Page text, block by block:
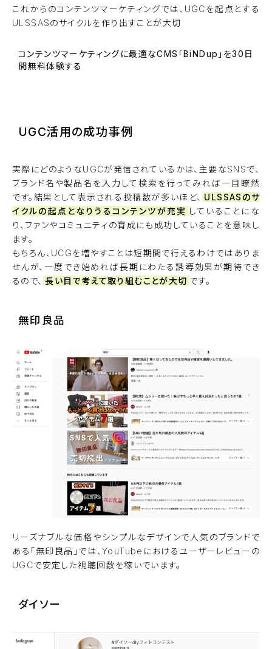
これからのコンテンツマーケティングでは、UGCを起点とする
ULSSASのサイクルを作り出すことが大切
コンテンツマーケティングに最適なCMS「BiNDup」を30日
間無料体験する
UGC活用の成功事例
実際にどのようなUGCが発信されているかは、主要なSNSで、
ブランド名や製品名を入力して検索を行ってみれば一目瞭然
です。結果として表示される投稿数が多いほど、 ULSSASのサ
イクルの起点となりうるコンテンツが充実 していることにな
り、ファンやコミュニティの育成にも成功していることを意味し
ます。
もちろん、UCGを増やすことは短期間で行えるわけではありま
せんが、一度でき始めれば長期にわたる誘導効果が期待でき
るので、 長い目で考えて取り組むことが大切 です。
無印良品
リーズナブルな価格やシンプルなデザインで人気のブランドで
ある「無印良品 」では、YouTubeにおけるユーザーレビューの
UGCで安定した視聴回数を稼いでいます。
ダイソー